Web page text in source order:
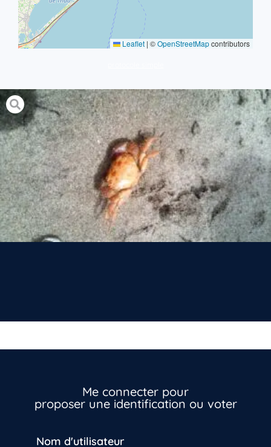
Leaflet | ©OpenStreetMapcontributors
Me connecter pour
proposer une identification ou voter